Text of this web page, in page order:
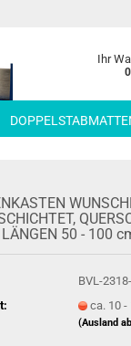
Ihr
50 - 100
BVL-
ca. 10 -
(Ausland